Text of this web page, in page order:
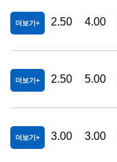
더보기 2.50 4.00
더보기 2.50 5.00
더보기 3.00 3.00